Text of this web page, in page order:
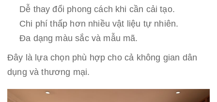
Dễ thay đổi phong cách khi cần cải tạo.
Chi phí thấp hơn nhiều vật liệu tự nhiên.
Đa dạng màu sắc và mẫu mã.
Đây là lựa chọn phù hợp cho cả không gian dân
dụng và thương mại.